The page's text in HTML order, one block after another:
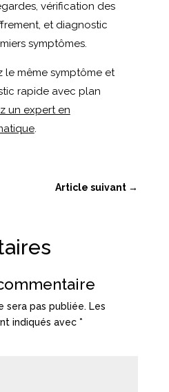
vérification des
et diagnostic
symptômes.
le même symptôme et
rapide avec plan
un expert en
.
Article suivant →
sera pas publiée. Les
indiqués avec *